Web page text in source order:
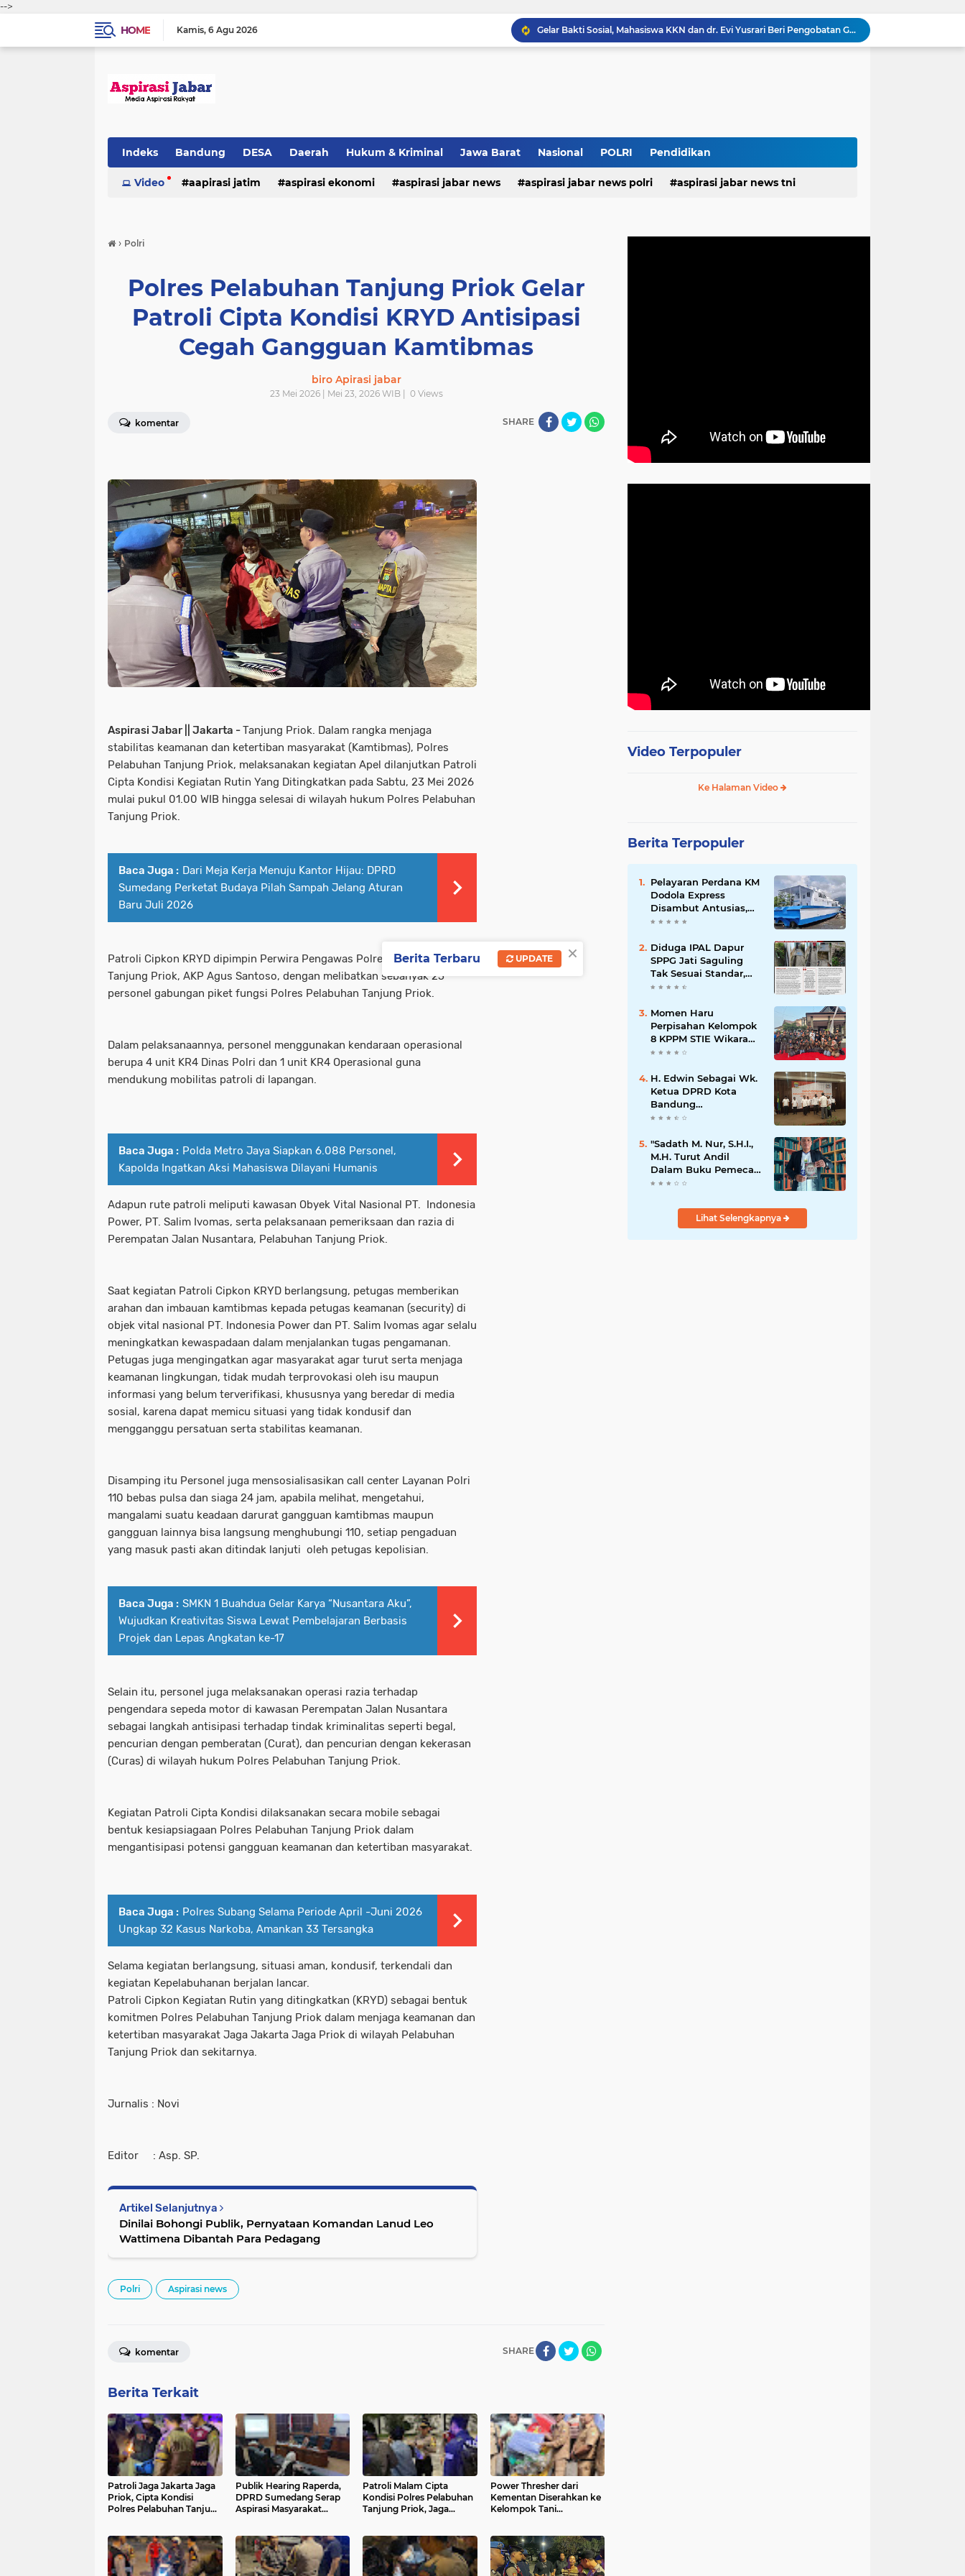
-->
HOME
Kamis 6 Agu 2026 Gelar Bakti Sosial, Mahasiswa KKN dan dr. Evi Yusrari Beri Pengobatan Gratis Bagi Warga Bojong Timur
Bupati Morotai Motivasi ASN Tingkatkan Disiplin dan Profesionalisme
Rangkul Komunitas Ojol, Kapolres Purwakarta Perkuat Sinergi Jaga Kamtibmas Dan Keselamatan Berlalu Lintas
Tingkatkan Kualitas Layanan Publik, Bupati Pulau Morotai Motivasi Kinerja Pegawai PDAM
Indeks Bandung DESA Daerah Hukum & Kriminal Jawa Barat Nasional POLRI Pendidikan
Video aapirasi jatim aspirasi ekonomi aspirasi jabar news aspirasi jabar news polri aspirasi jabar news tni
hukum & kriminal
› Polri
Polres Pelabuhan Tanjung Priok Gelar
Patroli Cipta Kondisi KRYD Antisipasi
Cegah Gangguan Kamtibmas
biro Apirasi jabar
23 Mei 2026 | Mei 23, 2026 WIB | 0Views
komentar SHARE
Aspirasi Jabar || Jakarta -Tanjung Priok. Dalam rangka menjaga
stabilitas keamanan dan ketertiban masyarakat (Kamtibmas), Polres
Pelabuhan Tanjung Priok, melaksanakan kegiatan Apel dilanjutkan Patroli
Cipta Kondisi Kegiatan Rutin Yang Ditingkatkan pada Sabtu, 23 Mei 2026
mulai pukul 01.00 WIB hingga selesai di wilayah hukum Polres Pelabuhan
Tanjung Priok.
Baca Juga : Dari Meja Kerja Menuju Kantor Hijau: DPRD
Sumedang Perketat Budaya Pilah Sampah Jelang Aturan
Baru Juli 2026
Patroli Cipkon KRYD dipimpin Perwira Pengawas Polres Pelabuhan
Tanjung Priok, AKP Agus Santoso, dengan melibatkan sebanyak 25
personel gabungan piket fungsi Polres Pelabuhan Tanjung Priok.
Dalam pelaksanaannya, personel menggunakan kendaraan operasional
berupa 4 unit KR4 Dinas Polri dan 1 unit KR4 Operasional guna
mendukung mobilitas patroli di lapangan.
Baca Juga : Polda Metro Jaya Siapkan 6.088 Personel,
Kapolda Ingatkan Aksi Mahasiswa Dilayani Humanis
Adapun rute patroli meliputi kawasan Obyek Vital Nasional PT. Indonesia
Power, PT. Salim Ivomas, serta pelaksanaan pemeriksaan dan razia di
Perempatan Jalan Nusantara, Pelabuhan Tanjung Priok.
Saat kegiatan Patroli Cipkon KRYD berlangsung, petugas memberikan
arahan dan imbauan kamtibmas kepada petugas keamanan (security) di
objek vital nasional PT. Indonesia Power dan PT. Salim Ivomas agar selalu
meningkatkan kewaspadaan dalam menjalankan tugas pengamanan.
Petugas juga mengingatkan agar masyarakat agar turut serta menjaga
keamanan lingkungan, tidak mudah terprovokasi oleh isu maupun
informasi yang belum terverifikasi, khususnya yang beredar di media
sosial, karena dapat memicu situasi yang tidak kondusif dan
mengganggu persatuan serta stabilitas keamanan.
Disamping itu Personel juga mensosialisasikan call center Layanan Polri
110 bebas pulsa dan siaga 24 jam, apabila melihat, mengetahui,
mangalami suatu keadaan darurat gangguan kamtibmas maupun
gangguan lainnya bisa langsung menghubungi 110, setiap pengaduan
yang masuk pasti akan ditindak lanjuti oleh petugas kepolisian.
Baca Juga : SMKN 1 Buahdua Gelar Karya “Nusantara Aku”,
Wujudkan Kreativitas Siswa Lewat Pembelajaran Berbasis
Projek dan Lepas Angkatan ke-17
Selain itu, personel juga melaksanakan operasi razia terhadap
pengendara sepeda motor di kawasan Perempatan Jalan Nusantara
sebagai langkah antisipasi terhadap tindak kriminalitas seperti begal,
pencurian dengan pemberatan (Curat), dan pencurian dengan kekerasan
(Curas) di wilayah hukum Polres Pelabuhan Tanjung Priok.
Kegiatan Patroli Cipta Kondisi dilaksanakan secara mobile sebagai
bentuk kesiapsiagaan Polres Pelabuhan Tanjung Priok dalam
mengantisipasi potensi gangguan keamanan dan ketertiban masyarakat.
Baca Juga : Polres Subang Selama Periode April -Juni 2026
Ungkap 32 Kasus Narkoba, Amankan 33 Tersangka
Selama kegiatan berlangsung, situasi aman, kondusif, terkendali dan
kegiatan Kepelabuhanan berjalan lancar.
Patroli Cipkon Kegiatan Rutin yang ditingkatkan (KRYD) sebagai bentuk
komitmen Polres Pelabuhan Tanjung Priok dalam menjaga keamanan dan
ketertiban masyarakat Jaga Jakarta Jaga Priok di wilayah Pelabuhan
Tanjung Priok dan sekitarnya.
Jurnalis : Novi
Editor : Asp. SP.
Artikel Selanjutnya
Dinilai Bohongi Publik, Pernyataan Komandan Lanud Leo
Wattimena Dibantah Para Pedagang
Polri Aspirasi news
SHARE
komentar
Berita Terkait
Patroli Jaga Jakarta Jaga
Priok, Cipta Kondisi
Polres Pelabuhan Tanjung
Publik Hearing Raperda,
DPRD Sumedang Serap
Aspirasi Masyarakat
Minum
Patroli Malam Cipta
Kondisi Polres Pelabuhan
Tanjung Priok, Jaga
Power Thresher dari
Kementan Diserahkan ke
Kelompok Tani
Kehilangan Hasil Padi
Video Terpopuler
Ke Halaman Video
Berita Terpopuler
Pelayaran Perdana KM
Dodola Express
Disambut Antusias,
Baling-Baling Segera
Diduga IPAL Dapur
SPPG Jati Saguling
Tak Sesuai Standar,
Warga Keluhkan
Mengalir ke Sungai
Momen Haru
Perpisahan Kelompok
8 KPPM STIE Wikara
Bersama Kepala Desa
Kecamatan Bojong
H. Edwin Sebagai Wk.
Ketua DPRD Kota
Bandung
Mengapresiasi Dan
Kepada
Kepemimpinan Merdi
Hajiji Sebagai ketua
DPD Lpm Kota
2021-2026
"Sadath M. Nur, S.H.I.,
M.H. Turut Andil
Dalam Buku Pemecah
Rekor MURI Puisi
Lihat Selengkapnya
×
Berita Terbaru UPDATE